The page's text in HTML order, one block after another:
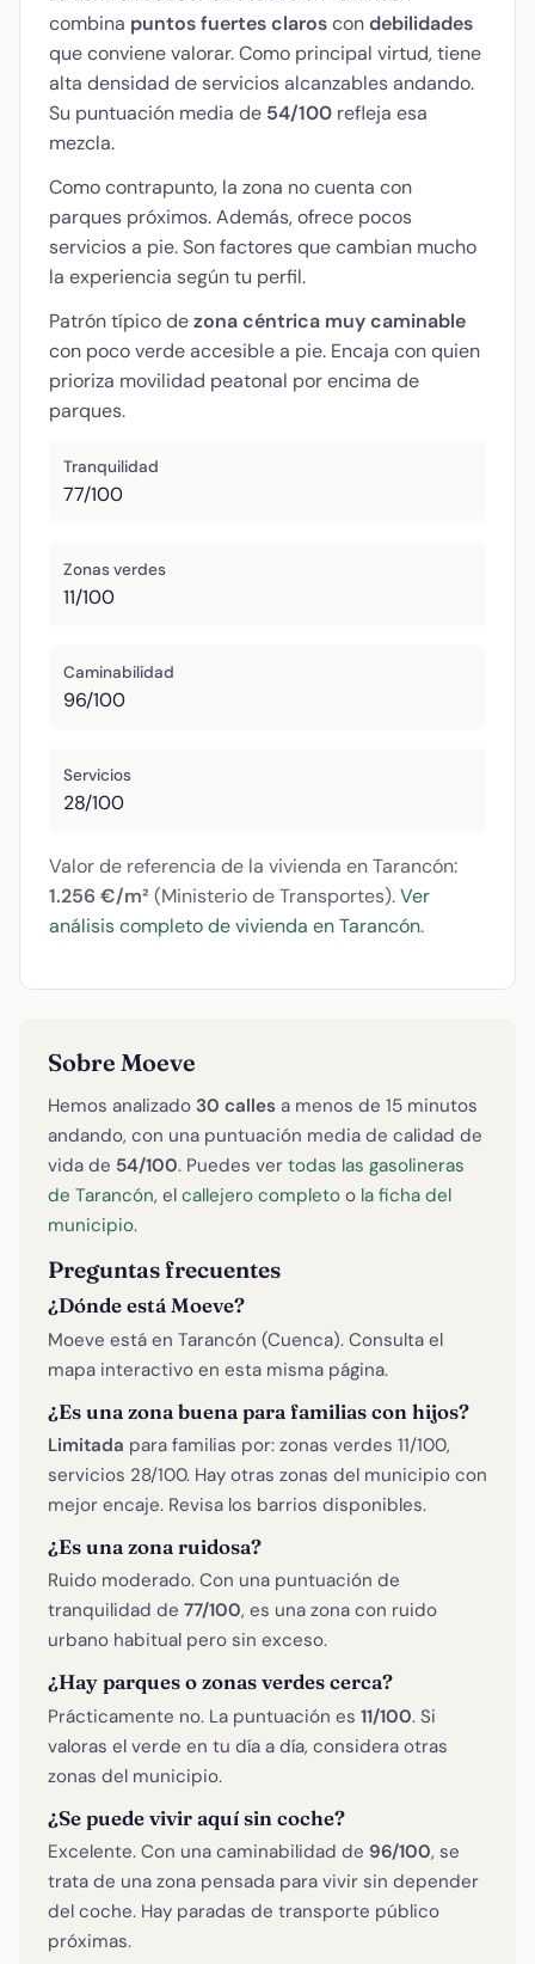
combina puntos fuertes claroscondebilidades
que conviene valorar. Como principal virtud, tiene
alta densidad de servicios alcanzables andando.
Su puntuación media de 54/100 refleja esa
mezcla.
Como contrapunto, la zona no cuenta con
parques próximos. Además, ofrece pocos
servicios a pie. Son factores que cambian mucho
la experiencia según tu perfil.
Patrón típico dezona céntrica muy caminable
con poco verde accesible a pie. Encaja con quien
prioriza movilidad peatonal por encima de
parques.
Tranquilidad
77/100
Zonas verdes
11/100
Caminabilidad
96/100
Servicios
28/100
Valor de referencia de la vivienda en Tarancón:
1.256 €/m² (Ministerio de Transportes).Ver
análisis completo de vivienda en Tarancón.
Sobre Moeve
Hemos analizado 30 calles a menos de 15 minutos
andando, con una puntuación media de calidad de
vida de 54/100. Puedes ver todas las gasolineras
de Tarancón, el callejero completo o la ficha del
municipio.
Preguntas frecuentes
¿Dónde está Moeve?
Moeve está en Tarancón (Cuenca). Consulta el
mapa interactivo en esta misma página.
¿Es una zona buena para familias con hijos?
Limitada para familias por: zonas verdes 11/100,
servicios 28/100. Hay otras zonas del municipio con
mejor encaje. Revisa los barrios disponibles.
¿Es una zona ruidosa?
Ruido moderado. Con una puntuación de
tranquilidad de 77/100, es una zona con ruido
urbano habitual pero sin exceso.
¿Hay parques o zonas verdes cerca?
Prácticamente no. La puntuación es 11/100. Si
valoras el verde en tu día a día, considera otras
zonas del municipio.
¿Se puede vivir aquí sin coche?
Excelente. Con una caminabilidad de 96/100, se
trata de una zona pensada para vivir sin depender
del coche. Hay paradas de transporte público
próximas.